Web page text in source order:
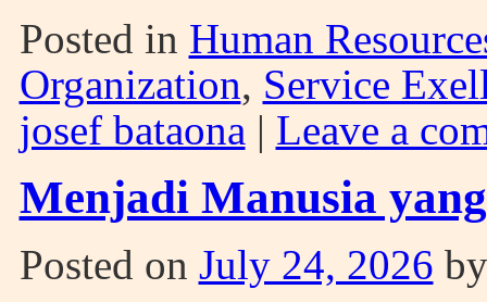
Posted in Human
Organization, Service
josef bataona | Leave a
Menjadi Manusia
Posted on July 24, 2026 by